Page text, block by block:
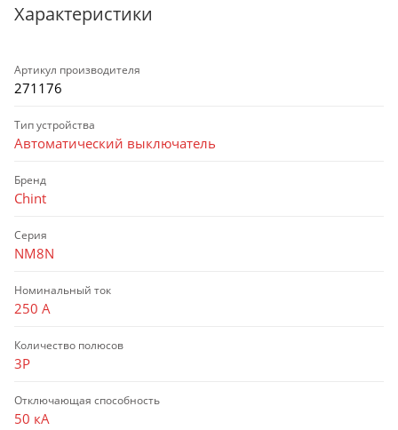
Характеристики
Артикул производителя
271176
Тип устройства
Автоматический выключатель
Бренд
Chint
Серия
NM8N
Номинальный ток
250 А
Количество полюсов
3P
Отключающая способность
50 кА